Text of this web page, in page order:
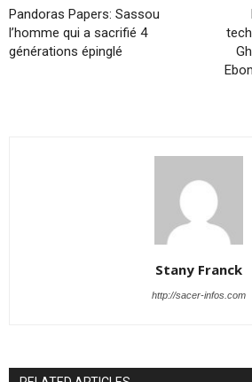
Pandoras Papers: Sassou
l’homme qui a sacrifié 4
générations épinglé
Stany Franck
http://sacer-infos.com